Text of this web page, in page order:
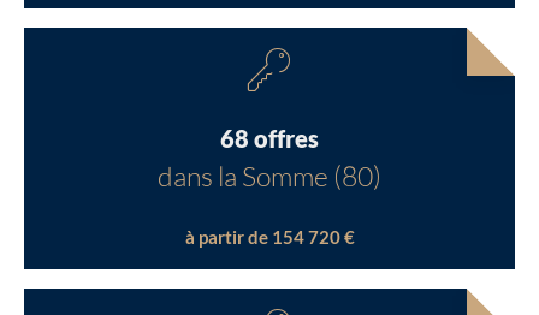
68 offres
dans la Somme (80)
à partir de 154 720 €